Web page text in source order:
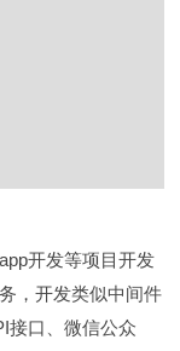
开发等项目开发
，开发类似中间件
接口、微信公众